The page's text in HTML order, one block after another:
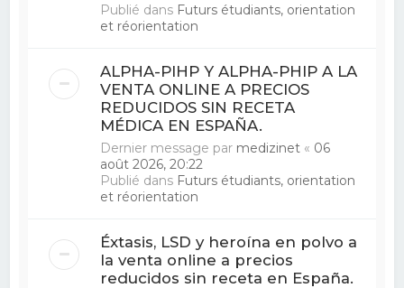
Publié dans Futurs étudiants, orientation
et réorientation
ALPHA-PIHP Y ALPHA-PHIP A LA
VENTA ONLINE A PRECIOS
REDUCIDOS SIN RECETA
MÉDICA EN ESPAÑA.
Dernier message par medizinet « 06
août 2026, 20:22
Publié dans Futurs étudiants, orientation
et réorientation
Éxtasis, LSD y heroína en polvo a
la venta online a precios
reducidos sin receta en España.